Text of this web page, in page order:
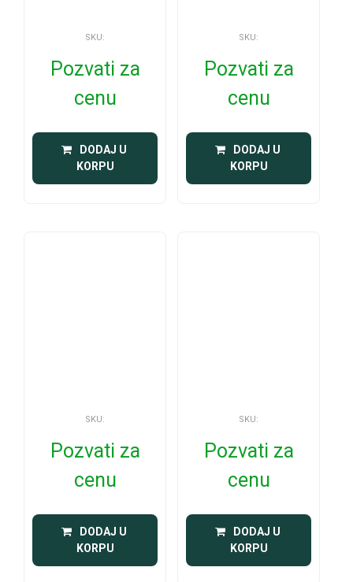
SKU:
Pozvati za
cenu
DODAJ U
KORPU
SKU:
Pozvati za
cenu
DODAJ U
KORPU
SKU:
Pozvati za
cenu
DODAJ U
KORPU
SKU:
Pozvati za
cenu
DODAJ U
KORPU